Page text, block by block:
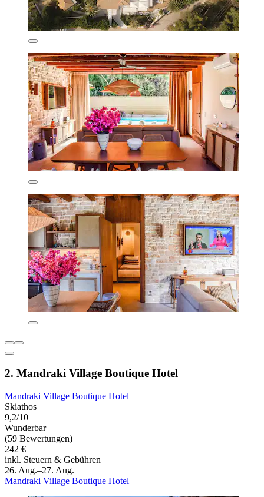
2. Mandraki Village Boutique Hotel
Mandraki Village Boutique Hotel
Skiathos
9,2/10
Wunderbar
(59 Bewertungen)
242 €
inkl. Steuern & Gebühren
26. Aug.–27. Aug.
Mandraki Village Boutique Hotel